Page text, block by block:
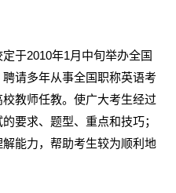
2010年1月中旬举办全国
请多年从事全国职称英语考
教师任教。使广大考生经过
要求、题型、重点和技巧；
能力，帮助考生较为顺利地